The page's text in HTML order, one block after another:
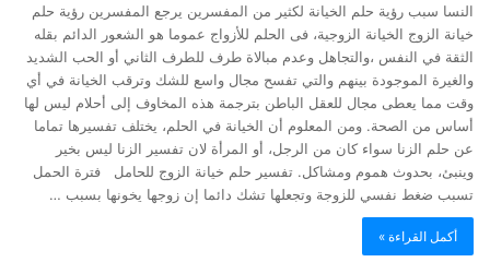
النسا سبب رؤية حلم الخيانة لكثير من المفسرين يرجع المفسرين رؤية حلم
خيانة الزوج الخيانة الزوجية، فى الحلم للأزواج عموما هو الشعور الدائم بقله
الثقة في النفس ،والتجاهل وعدم مبالاة طرف للطرف الثاني أو الحب الشديد
والغيرة الموجودة بينهم والتي تفسح مجال واسع للشك وترقب الخيانة في أي
وقت مما يعطى مجال للعقل الباطن بترجمة هذه المخاوف إلى أحلام ليس لها
أساس من الصحة. ومن المعلوم أن الخيانة في الحلم، يختلف تفسيرها تماما
عن حلم الزنا سواء كان من الرجل، أو المرأة لان تفسير الزنا ليس بخير
وينبئ، بحدوث هموم ومشاكل. تفسير حلم خيانة الزوج للحامل فترة الحمل
تسبب ضغط نفسي للزوجة وتجعلها تشك دائما إن زوجها يخونها بسبب …
أكمل القراءة »